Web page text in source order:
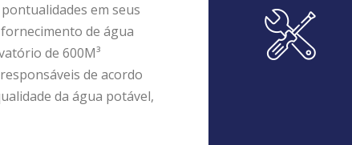
em seus
de água
de 600M³
de acordo
da água potável,